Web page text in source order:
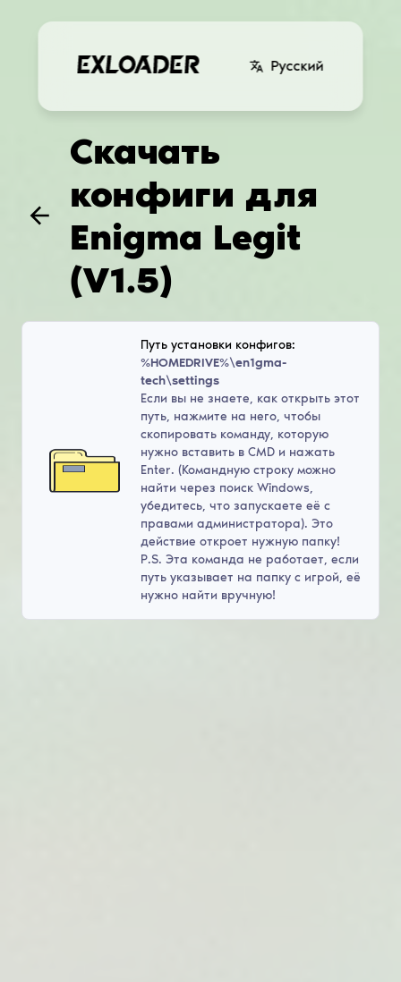
Русский
Скачать
конфиги для
Enigma Legit
(V1.5)
Путь установки конфигов:
%HOMEDRIVE%\en1gma-
tech\settings
Если вы не знаете, как открыть этот
путь, нажмите на него, чтобы
скопировать команду, которую
нужно вставить в CMD и нажать
Enter. (Командную строку можно
найти через поиск Windows,
убедитесь, что запускаете её с
правами администратора). Это
действие откроет нужную папку!
P.S. Эта команда не работает, если
путь указывает на папку с игрой, её
нужно найти вручную!